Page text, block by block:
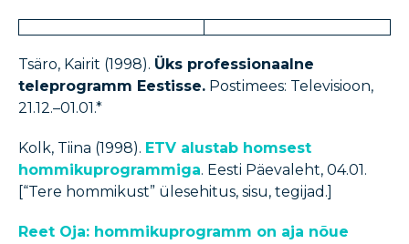
Tsäro, Kairit (1998). Üks professionaalne
teleprogramm Eestisse. Postimees: Televisioon,
21.12.–01.01.*
Kolk, Tiina (1998). ETV alustab homsest
hommikuprogrammiga. Eesti Päevaleht, 04.01.
[“Tere hommikust” ülesehitus, sisu, tegijad.]
Reet Oja: hommikuprogramm on aja nõue